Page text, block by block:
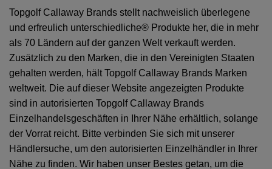
Topgolf Callaway Brands stellt nachweislich überlegene
und erfreulich unterschiedliche® Produkte her, die in mehr
als 70 Ländern auf der ganzen Welt verkauft werden.
Zusätzlich zu den Marken, die in den Vereinigten Staaten
gehalten werden, hält Topgolf Callaway Brands Marken
weltweit. Die auf dieser Website angezeigten Produkte
sind in autorisierten Topgolf Callaway Brands
Einzelhandelsgeschäften in Ihrer Nähe erhältlich, solange
der Vorrat reicht. Bitte verbinden Sie sich mit unserer
Händlersuche, um den autorisierten Einzelhändler in Ihrer
Nähe zu finden. Wir haben unser Bestes getan, um die